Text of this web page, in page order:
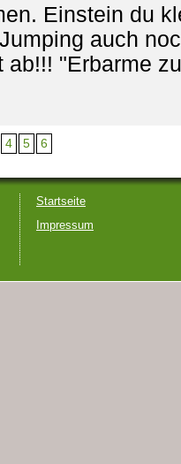
Einstein du
auch
ab!!! "Erbarme
4 5 6
Startseite
Impressum